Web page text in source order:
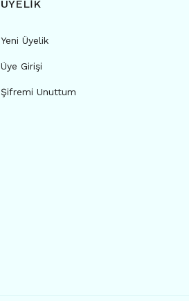
ÜYELİK
Yeni Üyelik
Üye Girişi
Şifremi Unuttum